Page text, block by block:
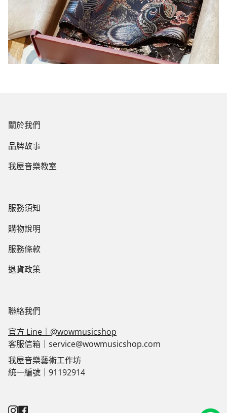
關於我們
品牌故事
我屋音樂教室
服務須知
購物說明
服務條款
退貨政策
聯絡我們
官方 Line｜@wowmusicshop
客服信箱｜service@wowmusicshop.com
我屋音樂藝術工作坊
統一編號｜91192914
Instagram